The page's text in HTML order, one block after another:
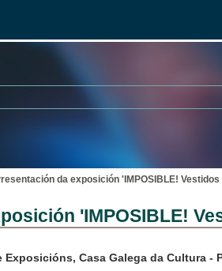
da exposición 'IMPOSIBLE!
'IMPOSIBLE!
Exposicións, Casa Galega da Cultura -